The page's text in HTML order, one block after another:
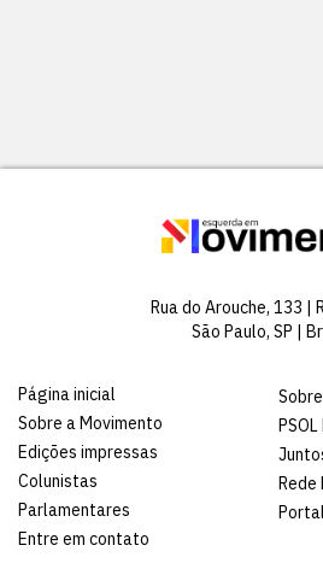
Rua do Arouche, 133 |
São Paulo, SP |
Página inicial
Sobre a Movimento
Edições impressas
Colunistas
Parlamentares
Entre em contato
Rede